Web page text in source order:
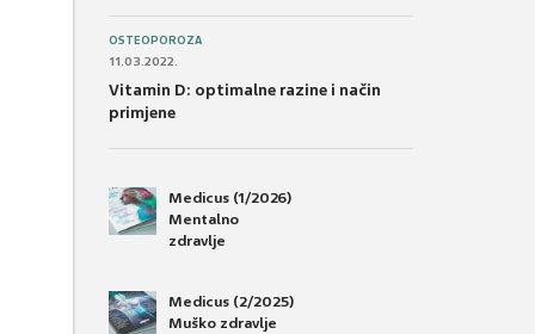
OSTEOPOROZA
11.03.2022.
Vitamin D: optimalne razine i način
primjene
Medicus (1/2026)
Mentalno
zdravlje
Medicus (2/2025)
Muško zdravlje